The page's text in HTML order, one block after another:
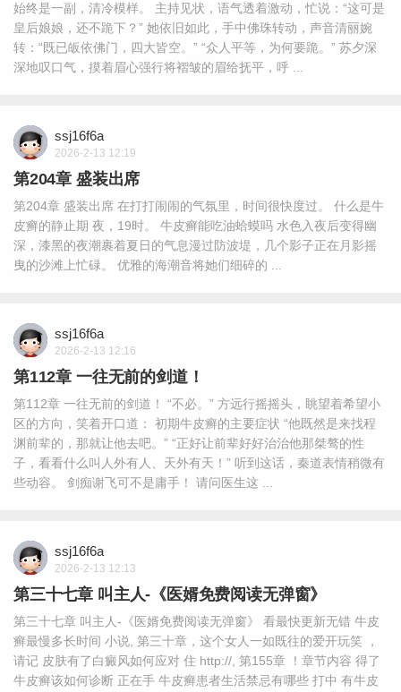
始终是一副，清冷模样。 主持见状，语气透着激动，忙说：“这可是
皇后娘娘，还不跪下？” 她依旧如此，手中佛珠转动，声音清丽婉
转：“既已皈依佛门，四大皆空。” “众人平等，为何要跪。” 苏夕深
深地叹口气，摸着眉心强行将褶皱的眉给抚平，呼 ...
ssj16f6a
2026-2-13 12:19
第204章 盛装出席
第204章 盛装出席 在打打闹闹的气氛里，时间很快度过。 什么是牛
皮癣的静止期 夜，19时。 牛皮癣能吃油蛤蟆吗 水色入夜后变得幽
深，漆黑的夜潮裹着夏日的气息漫过防波堤，几个影子正在月影摇
曳的沙滩上忙碌。 优雅的海潮音将她们细碎的 ...
ssj16f6a
2026-2-13 12:16
第112章 一往无前的剑道！
第112章 一往无前的剑道！ “不必。” 方远行摇摇头，眺望着希望小
区的方向，笑着开口道： 初期牛皮癣的主要症状 “他既然是来找程
渊前辈的，那就让他去吧。” “正好让前辈好好治治他那桀骜的性
子，看看什么叫人外有人、天外有天！” 听到这话，秦道表情稍微有
些动容。 剑痴谢飞可不是庸手！ 请问医生这 ...
ssj16f6a
2026-2-13 12:13
第三十七章 叫主人-《医婿免费阅读无弹窗》
第三十七章 叫主人-《医婿免费阅读无弹窗》 看最快更新无错 牛皮
癣最慢多长时间 小说, 第三十章，这个女人一如既往的爱开玩笑 ，
请记 皮肤有了白癜风如何应对 住 http://, 第155章 ！章节内容 得了
牛皮癣该如何诊断 正在手 牛皮癣患者生活禁忌有哪些 打中 有牛皮